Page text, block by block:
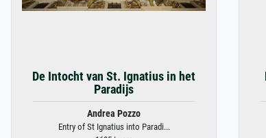
De Intocht van St. Ignatius in het
Paradijs
Andrea Pozzo
Entry of St Ignatius into Paradi...